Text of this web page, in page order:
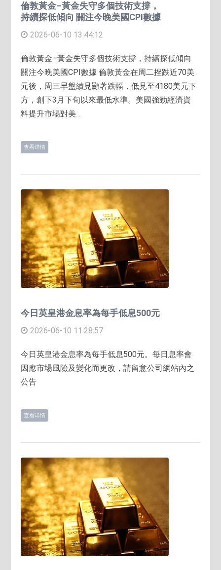
倫敦黃金–黃金失守多個技術支撐，
持續探低傾向 關注今晚美國CPI數據
2026-06-10 13:44:12
倫敦黃金–黃金失守多個技術支撐，持續探低傾向
關注今晚美國CPI數據 倫敦黃金在周二挫跌近70美
元後，周三早盤續見顯著跌幅，低見至4180美元下
方，創下3月下旬以來最低水準。美國強勁經濟資
料提升市場對美...
查看详情
今日英皇港金息率為每手低息500元
2026-06-10 11:28:57
今日英皇港金息率為每手低息500元。每日息率會
因應市場風險及變化而更改，請留意公司網站內之
公告
查看详情